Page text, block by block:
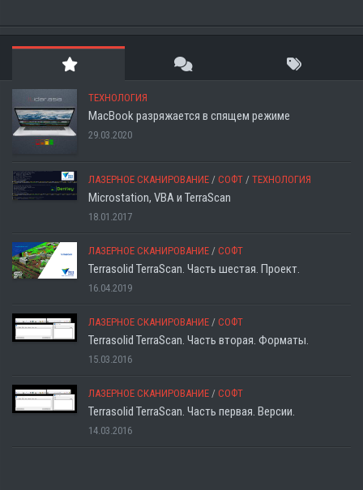
ТЕХНОЛОГИЯ
MacBook разряжается в спящем режиме
29.03.2020
ЛАЗЕРНОЕ СКАНИРОВАНИЕ / СОФТ / ТЕХНОЛОГИЯ
Microstation, VBA и TerraScan
18.01.2017
ЛАЗЕРНОЕ СКАНИРОВАНИЕ / СОФТ
Terrasolid TerraScan. Часть шестая. Проект.
16.04.2019
ЛАЗЕРНОЕ СКАНИРОВАНИЕ / СОФТ
Terrasolid TerraScan. Часть вторая. Форматы.
15.03.2016
ЛАЗЕРНОЕ СКАНИРОВАНИЕ / СОФТ
Terrasolid TerraScan. Часть первая. Версии.
14.03.2016